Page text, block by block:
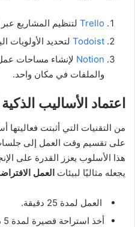
Trello لتنظيم المشاريع
Todoist لتحديد الأولويات
Notion لإنشاء مساحات
والملفات في مكان واحد.
اعتماد الأساليب الذكية
على تقسيم وقت العمل إلى
هذا الأسلوب يعزز القدرة على
يجعله مثاليًا لبيئات العمل
العمل لمدة 25 دقيقة.
أخذ استراحة قصيرة لمدة 5 دقائق.